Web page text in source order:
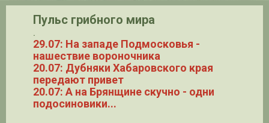
Пульс грибного мира
.
29.07: На западе Подмосковья -
нашествие вороночника
20.07: Дубняки Хабаровского края
передают привет
20.07: А на Брянщине скучно - одни
подосиновики...